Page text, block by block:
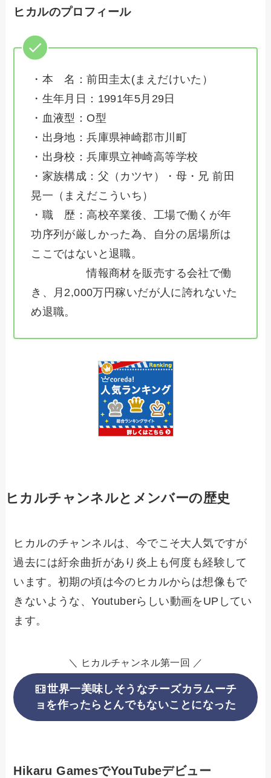
ヒカルのプロフィール
・本 名：前田圭太(まえだけいた）
・生年月日：1991年5月29日
・血液型：O型
・出身地：兵庫県神崎郡市川町
・出身校：兵庫県立神崎高等学校
・家族構成：父（カツヤ）・母・兄 前田
晃一（まえだこういち）
・職 歴：高校卒業後、工場で働くが年
功序列が厳しかった為、自分の居場所は
ここではないと退職。
情報商材を販売する会社で働
き、月2,000万円稼いだが人に誇れないた
め退職。
ヒカルチャンネルとメンバーの歴史
ヒカルのチャンネルは、今でこそ大人気ですが
過去には紆余曲折があり炎上も何度も経験して
います。初期の頃は今のヒカルからは想像もで
きないような、Youtuberらしい動画をUPしてい
ます。
＼ ヒカルチャンネル第一回 ／
世界一美味しそうなチーズカラムーチ
ョを作ったらとんでもないことになった
Hikaru GamesでYouTubeデビュー